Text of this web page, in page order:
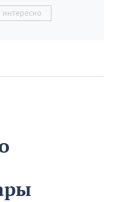
интересно